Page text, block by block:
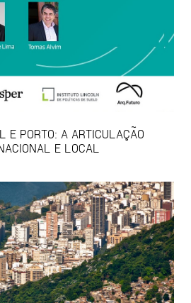
E PORTO: A ARTICULAÇÃO
E LOCAL